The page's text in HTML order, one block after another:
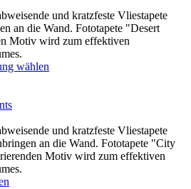
und kratzfeste Vliestapete
an die Wand. Fototapete "Desert
Motiv wird zum effektiven
wählen
und kratzfeste Vliestapete
an die Wand. Fototapete "City
Motiv wird zum effektiven